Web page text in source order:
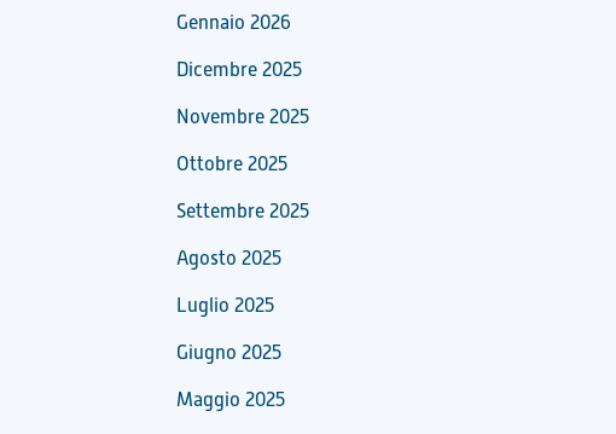
Gennaio 2026
Dicembre 2025
Novembre 2025
Ottobre 2025
Settembre 2025
Agosto 2025
Luglio 2025
Giugno 2025
Maggio 2025